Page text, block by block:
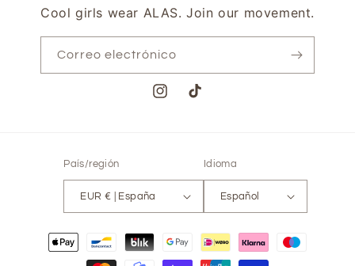
Cool girls wear ALAS. Join our movement.
Correo electrónico
InstagramTikTok
País/región
EUR € | España
Idioma
Español
Formas